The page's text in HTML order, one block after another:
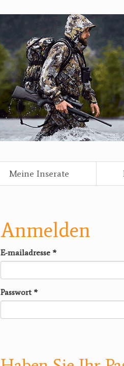
Meine Inserate
Anmelden
E-mailadresse *
Passwort *